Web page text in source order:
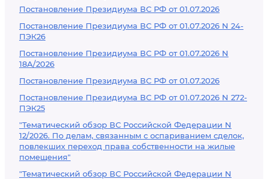
Постановление Президиума ВС РФ от 01.07.2026
Постановление Президиума ВС РФ от 01.07.2026 N 24-
ПЭК26
Постановление Президиума ВС РФ от 01.07.2026 N
18А/2026
Постановление Президиума ВС РФ от 01.07.2026
Постановление Президиума ВС РФ от 01.07.2026 N 272-
ПЭК25
"Тематический обзор ВС Российской Федерации N
12/2026. По делам, связанным с оспариванием сделок,
повлекших переход права собственности на жилые
помещения"
"Тематический обзор ВС Российской Федерации N